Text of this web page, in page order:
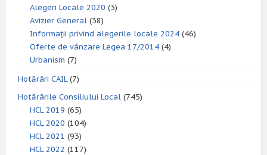
Alegeri Locale 2020 (3)
Avizier General (38)
Informații privind alegerile locale 2024 (46)
Oferte de vânzare Legea 17/2014 (4)
Urbanism (7)
Hotărâri CAIL(7)
Hotărârile Consiliului Local (745)
HCL 2019 (65)
HCL 2020 (104)
HCL 2021 (93)
HCL 2022 (117)